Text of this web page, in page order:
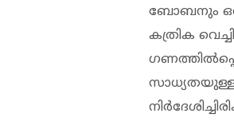
ബോബനും ഒരു
കത്രിക